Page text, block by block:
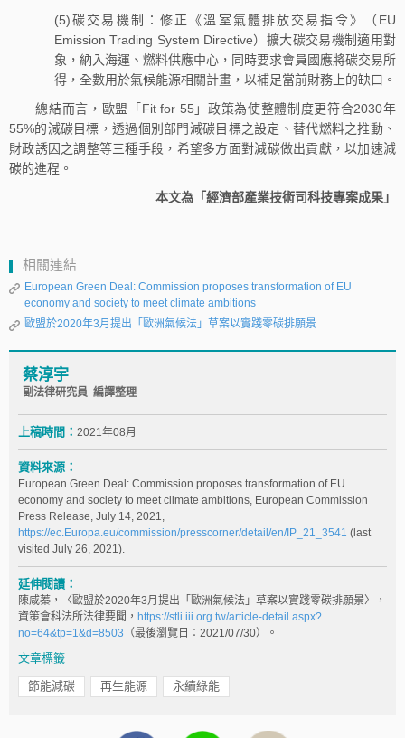
(5)碳交易機制：修正《溫室氣體排放交易指令》（EU
Emission Trading System Directive）擴大碳交易機制適用對
象，納入海運、燃料供應中心，同時要求會員國應將碳交易所
得，全數用於氣候能源相關計畫，以補足當前財務上的缺口。
總結而言，歐盟「Fit for 55」政策為使整體制度更符合2030年
55%的減碳目標，透過個別部門減碳目標之設定、替代燃料之推動、
財政誘因之調整等三種手段，希望多方面對減碳做出貢獻，以加速減
碳的進程。
本文為「經濟部產業技術司科技專案成果」
相關連結
European Green Deal: Commission proposes transformation of EU
economy and society to meet climate ambitions
歐盟於2020年3月提出「歐洲氣候法」草案以實踐零碳排願景
蔡淳宇
副法律研究員 編譯整理
上稿時間： 2021年08月
資料來源：
European Green Deal: Commission proposes transformation of EU
economy and society to meet climate ambitions, European Commission
Press Release, July 14, 2021,
https://ec.Europa.eu/commission/presscorner/detail/en/IP_21_3541 (last
visited July 26, 2021).
延伸閱讀：
陳咸蓁，〈歐盟於2020年3月提出「歐洲氣候法」草案以實踐零碳排願景〉，
資策會科法所法律要聞， https://stli.iii.org.tw/article-detail.aspx?
no=64&tp=1&d=8503 （最後瀏覽日：2021/07/30）。
文章標籤
節能減碳 再生能源 永續綠能